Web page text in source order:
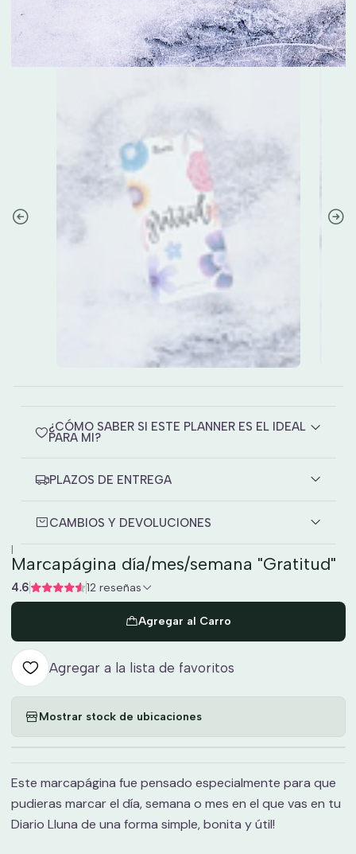
¿CÓMO SABER SI ESTE PLANNER ES EL IDEAL
PARA MI?
PLAZOS DE ENTREGA
CAMBIOS Y DEVOLUCIONES
|
Marcapágina día/mes/semana "Gratitud"
4.6 12 reseñas
Agregar al Carro
Agregar a la lista de favoritos
Mostrar stock de ubicaciones
Este marcapágina fue pensado especialmente para que
pudieras marcar el día, semana o mes en el que vas en tu
Diario Lluna de una forma simple, bonita y útil!